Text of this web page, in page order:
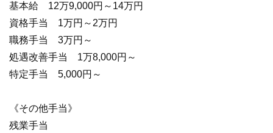
基本給 12万9,000円～14万円
資格手当 1万円～2万円
職務手当 3万円～
処遇改善手当 1万8,000円～
特定手当 5,000円～
《その他手当》
残業手当